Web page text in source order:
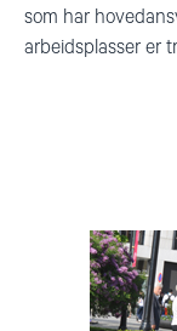
som har
arbeidsplasser er